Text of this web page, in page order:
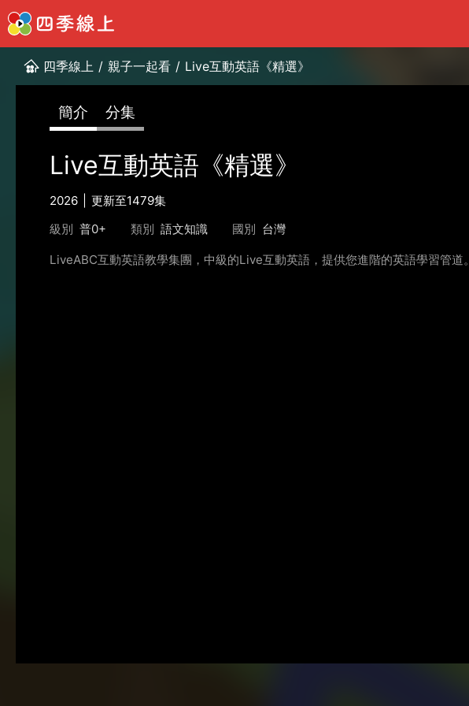
四季線上 / 親子一起看 / Live互動英語《精選》
簡介 分集
Live互動英語《精選》
2026
更新至1479集
級別 普0+ 類別 語文知識 國別 台灣
LiveABC互動英語教學集團，中級的Live互動英語，提供您進階的英語學習管道。